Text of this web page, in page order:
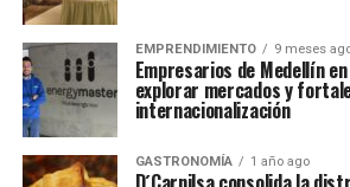
EMPRENDIMIENTO 9 meses
Empresarios de Medellín
explorar mercados y
internacionalización
GASTRONOMÍA 1 año ago